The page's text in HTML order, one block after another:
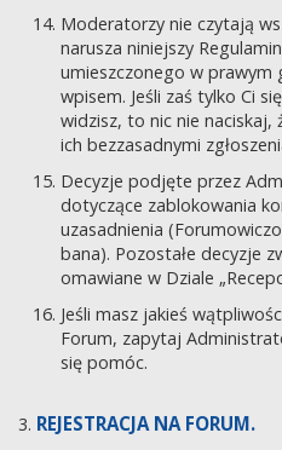
Moderatorzy nie czytają
narusza niniejszy
umieszczonego w prawym
wpisem. Jeśli zaś tylko Ci
widzisz, to nic nie naciskaj,
ich bezzasadnymi
Decyzje podjęte przez
dotyczące zablokowania
uzasadnienia
bana). Pozostałe decyzje
omawiane w Dziale
Jeśli masz jakieś
Forum, zapytaj
się pomóc.
REJESTRACJA NA FORUM.